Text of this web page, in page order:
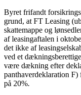
Byret frifandt
grund, at FT Leasing
skattemappe og
af leasingaftalen i
det ikke af
ved et
være dækning efter
panthaverdeklaration
på 20%.